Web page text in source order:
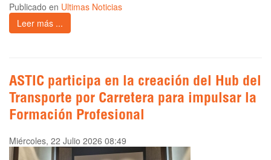
Publicado en Ultimas Noticias
Leer más ...
ASTIC participa en la creación del Hub del
Transporte por Carretera para impulsar la
Formación Profesional
Miércoles, 22 Julio 2026 08:49